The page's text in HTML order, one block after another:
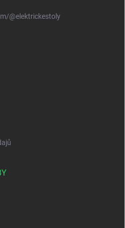
@elektrickestoly